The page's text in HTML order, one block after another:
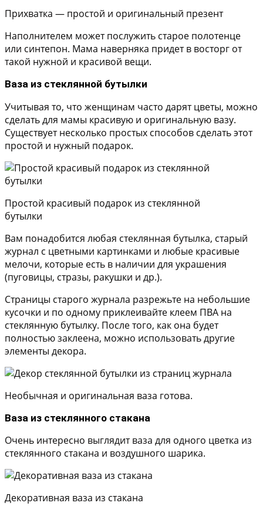
Прихватка — простой и оригинальный презент
Наполнителем может послужить старое полотенце
или синтепон. Мама наверняка придет в восторг от
такой нужной и красивой вещи.
Ваза из стеклянной бутылки
Учитывая то, что женщинам часто дарят цветы, можно
сделать для мамы красивую и оригинальную вазу.
Существует несколько простых способов сделать этот
простой и нужный подарок.
Простой красивый подарок из стеклянной
бутылки
Вам понадобится любая стеклянная бутылка, старый
журнал с цветными картинками и любые красивые
мелочи, которые есть в наличии для украшения
(пуговицы, стразы, ракушки и др.).
Страницы старого журнала разрежьте на небольшие
кусочки и по одному приклеивайте клеем ПВА на
стеклянную бутылку. После того, как она будет
полностью заклеена, можно использовать другие
элементы декора.
Необычная и оригинальная ваза готова.
Ваза из стеклянного стакана
Очень интересно выглядит ваза для одного цветка из
стеклянного стакана и воздушного шарика.
Декоративная ваза из стакана